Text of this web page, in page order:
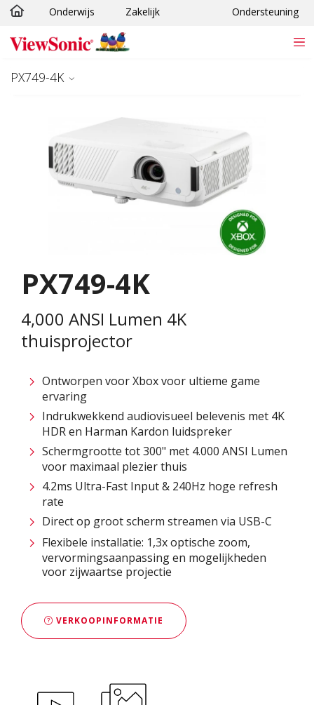
Ga naar hoofdinhoud
Onderwijs Zakelijk Ondersteuning
PX749-4K
PX749-4K
4,000 ANSI Lumen 4K
thuisprojector
Ontworpen voor Xbox voor ultieme game
ervaring​
Indrukwekkend audiovisueel belevenis met 4K
HDR en Harman Kardon luidspreker
Schermgrootte tot 300" met 4.000 ANSI Lumen
voor maximaal plezier thuis
4.2ms Ultra-Fast Input & 240Hz hoge refresh
rate​
Direct op groot scherm streamen via USB-C​
Flexibele installatie: 1,3x optische zoom,
vervormingsaanpassing en mogelijkheden
voor zijwaartse projectie
VERKOOPINFORMATIE